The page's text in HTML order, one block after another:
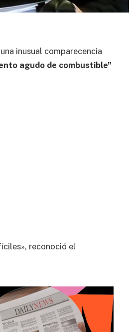
inusual comparecencia
agudo de combustible”
reconoció el